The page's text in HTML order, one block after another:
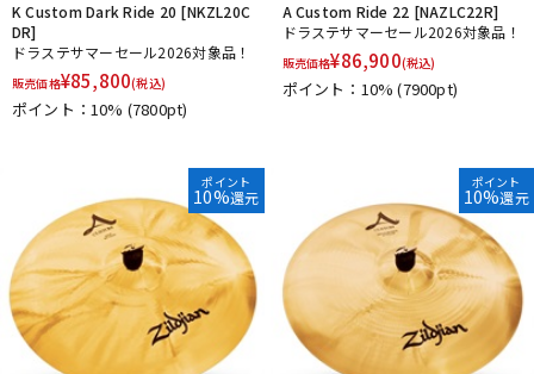
K Custom Dark Ride 20 [NKZL20C
DR]
ドラステサマーセール2026対象品！
販売価格¥85,800(税込)
ポイント：10% (7800pt)
A Custom Ride 22 [NAZLC22R]
ドラステサマーセール2026対象品！
販売価格¥86,900(税込)
ポイント：10%(7900pt)
ポイント
10%還元
ポイント
10%還元